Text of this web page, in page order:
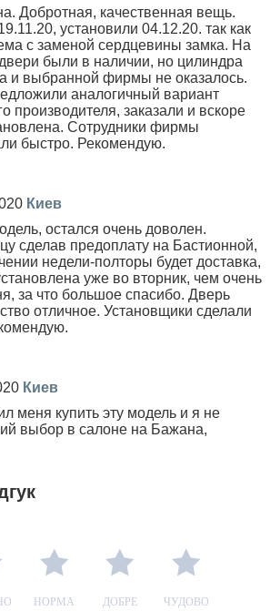
Добротная, качественная вещь.
установили 04.12.20. так как
с заменой сердцевины замка. На
были в наличии, но цилиндра
и выбранной фирмы не оказалось.
аналогичный вариант
производителя, заказали и вскоре
Сотрудники фирмы
быстро. Рекомендую.
Киев
остался очень доволен.
сделав предоплату на Бастионной,
недели-полторы будет доставка,
уже во вторник, чем очень
за что большое спасибо. Дверь
отличное. Установщики сделали
Киев
меня купить эту модель и я не
выбор в салоне на Бажана,
НОРМА ДОБРЕ ЧУДОВО